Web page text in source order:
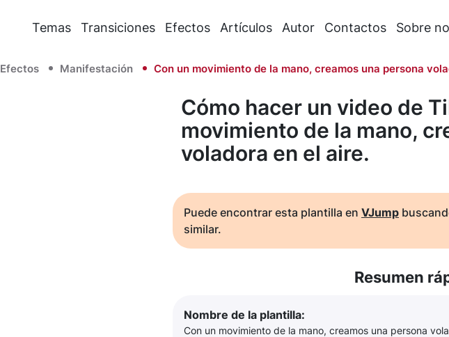
Temas Transiciones Efectos Artículos Autor Contactos Sobre
Efectos Manifestación Con un movimiento de la mano, creamos una persona
Cómo hacer un video de
movimiento de la mano,
voladora en el aire.
Puede encontrar esta plantilla en VJump
similar.
Resumen
Nombre de la plantilla:
Con un movimiento de la mano, creamos una persona